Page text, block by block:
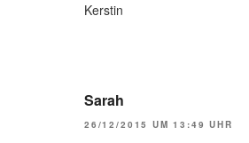
Kerstin
Sarah
26/12/2015 UM 13:49 UHR